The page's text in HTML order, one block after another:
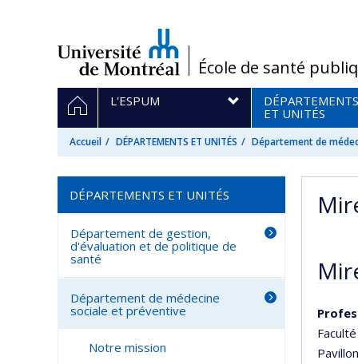
/École de santé
Navigation
principale
ACCUEIL
L'ESPUM
DÉPARTEMENTS
ET UNITÉS
Accueil DÉPARTEMENTS ET UNITÉS Département de
DÉPARTEMENTS ET UNITÉS
Département de gestion,
d'évaluation et de politique de
santé
Département de médecine
sociale et préventive
Notre mission